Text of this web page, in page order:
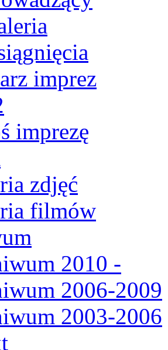
imprez
imprezę
zdjęć
filmów
2010 -
2006-2009
2003-2006